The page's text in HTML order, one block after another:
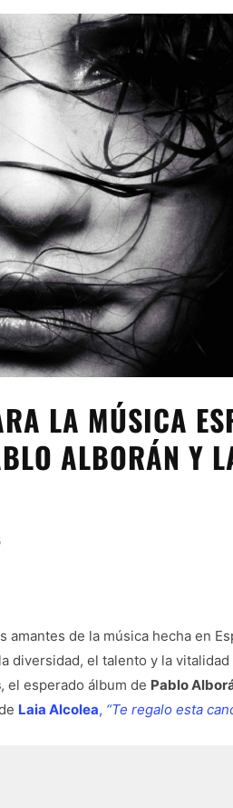
LA MÚSICA
ALBORÁN Y
de la música hecha en
diversidad, el talento y la vitalidad
, el esperado álbum de Pablo
Laia Alcolea, “Te regalo esta